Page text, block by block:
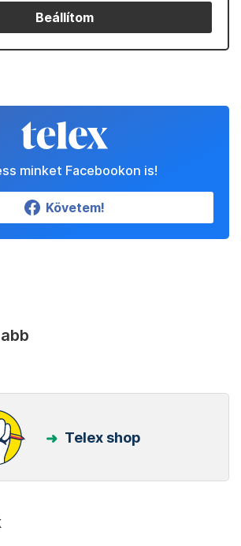
Beállítom
minket Facebookon is!
Követem!
Telex shop